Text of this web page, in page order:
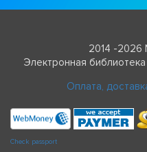
2014 -2026
Электронная
Оплата,
Check passport